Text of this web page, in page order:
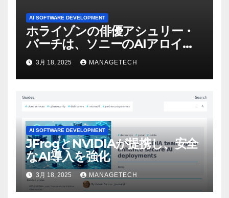
AI SOFTWARE DEVELOPMENT
ホライゾンの俳優アシュリー・
バーチは、ソニーのAIアロイの
ビデオを見て「ゲームパフォー
マンスという芸術形式に不安を
感じた」と語る – IGN
3月 18, 2025 MANAGETECH
AI SOFTWARE DEVELOPMENT
JFrogとNVIDIAが提携し、安全
なAI導入を強化
3月 18, 2025 MANAGETECH